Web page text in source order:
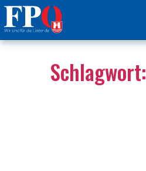
Schlagwort: